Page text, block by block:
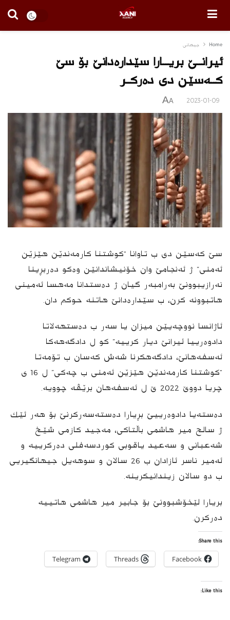
Home جیهانی
ئیرانــێ بریــارا سێدارەدانێ بۆ سێ
کــەسێن دی دەرکــر
2023-01-09
A
A
سێ کەسێن دی ب تاوانا “کوشتنا کارمەندێن هێزێن
ئەمنی” ژ ئه‌نجامێ وان خۆنیشاندانێن وەکو دەربڕینا
نه‌رازیبوونێ بەرامبەر گیان ژ دەستدانا مەهسا ئەمینی
هاتبوونه‌ كرن، ب سێدارەدانێ هاتنه‌ حوکم دان.
ئاژانسا نووچه‌یێن میزان یا سەر ب دەستهه‌لاتا
دادوەرییا ئیرانێ دیار كرییه‌” كو ل دادگه‌هه‌كا
ئەسفەهانێ، دادگه‌هکرنا شەش کەسان ب تۆمەتا
“کوشتنا کارمەندێن هێزێن ئەمنی ب چەکی” ل 16 ی
چریا دووێ 2022 ێ ل ئەسفەهان برێڤە چوویە.
دەستەیا دادوەرییێ بڕیارا دەسته‌سه‌رکرنێ بۆ هەر ئێك
ژ سالح میر هاشمی باڵتاکی، مەجید کازمی شێخ
شەعبانی و سەعید یاقوبی کوردسەفلی دەرکرییە و
ئەمیر ناسر ئازادان ب 26 سالان و سوهەیل جیهانگیریی
ب دو سالان زیندانیکرینه‌.
بریارا لێخۆشبوونێ بۆ جابیر میر هاشمی هاتییه‌
دەرکرن.
Share this:
Facebook
Threads
Telegram
Like this: